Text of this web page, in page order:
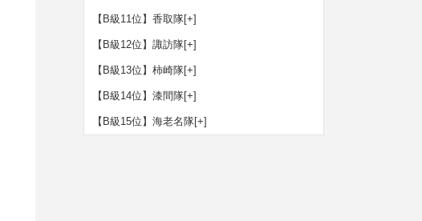
【B級11位】香取隊[+]
【B級12位】諏訪隊[+]
【B級13位】柿崎隊[+]
【B級14位】漆間隊[+]
【B級15位】海老名隊[+]